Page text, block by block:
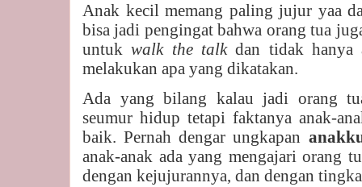
Anak kecil memang paling jujur yaa
bisa jadi pengingat bahwa orang tua
untukwalk the talkdan tidak hanya
melakukan apa yang dikatakan.
Ada yang bilang kalau jadi orang
seumur hidup tetapi faktanya anak-
baik. Pernah dengar ungkapan
anak-anak ada yang mengajari orang
dengan kejujurannya, dan dengan